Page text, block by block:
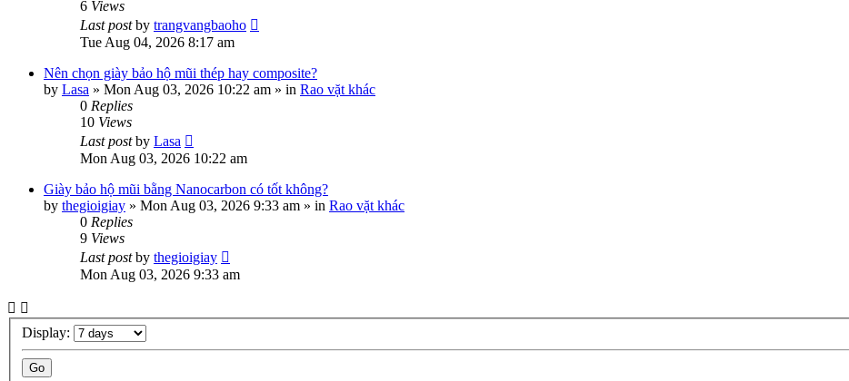
6 Views
Last postby trangvangbaoho
Tue Aug 04, 2026 8:17 am
Nên chọn giày bảo hộ mũi thép hay composite?
by Lasa » Mon Aug 03, 2026 10:22 am » in Rao vặt khác
0 Replies
10 Views
Last postby Lasa
Mon Aug 03, 2026 10:22 am
Giày bảo hộ mũi bằng Nanocarbon có tốt không?
by thegioigiay » Mon Aug 03, 2026 9:33 am » in Rao vặt khác
0 Replies
9 Views
Last postby thegioigiay
Mon Aug 03, 2026 9:33 am
Display: